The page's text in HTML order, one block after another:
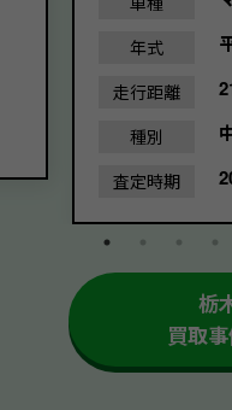
年式
走行距離
種別
査定時期
栃
買取